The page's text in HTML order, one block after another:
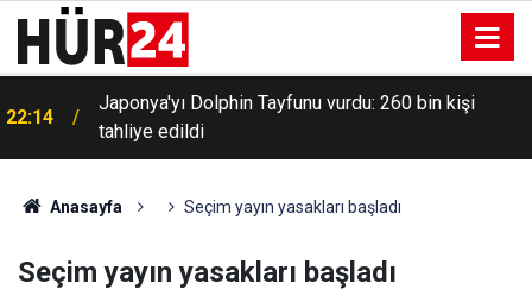
22:14
Japonya'yı Dolphin Tayfunu vurdu: 260 bin kişi
tahliye edildi
Anasayfa Seçim yayın yasakları başladı
Seçim yayın yasakları başladı